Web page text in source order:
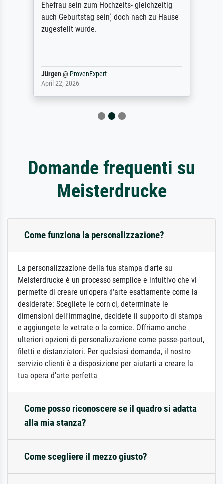
Ehefrau sein zum Hochzeits- gleichzeitig
auch Geburtstag sein) doch nach zu Hause
zugestellt wurde.
Jürgen@ ProvenExpert
April 22, 2026
Domande frequenti su
Meisterdrucke
Come funziona la personalizzazione?
La personalizzazione della tua stampa d'arte su
Meisterdrucke è un processo semplice e intuitivo che vi
permette di creare un'opera d'arte esattamente come la
desiderate: Scegliete le cornici, determinate le
dimensioni dell'immagine, decidete il supporto di stampa
e aggiungete le vetrate o la cornice. Offriamo anche
ulteriori opzioni di personalizzazione come passe-partout,
filetti e distanziatori. Per qualsiasi domanda, il nostro
servizio clienti è a disposizione per aiutarti a creare la
tua opera d'arte perfetta
Come posso riconoscere se il quadro si adatta
alla mia stanza?
Come scegliere il mezzo giusto?